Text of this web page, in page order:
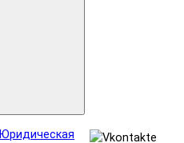
Юридическая